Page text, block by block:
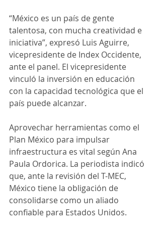
“México es un país de gente
talentosa, con mucha creatividad e
iniciativa”, expresó Luis Aguirre,
vicepresidente de Index Occidente,
ante el panel. El vicepresidente
vinculó la inversión en educación
con la capacidad tecnológica que el
país puede alcanzar.
Aprovechar herramientas como el
Plan México para impulsar
infraestructura es vital según Ana
Paula Ordorica. La periodista indicó
que, ante la revisión del T-MEC,
México tiene la obligación de
consolidarse como un aliado
confiable para Estados Unidos.